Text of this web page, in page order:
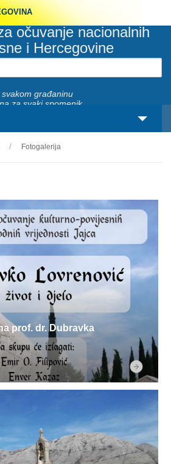
očuvanje nacionalnih
i Hercegovine
građaninu
za svaki spomenik
Fotogalerija
prof. dr. Dubravka